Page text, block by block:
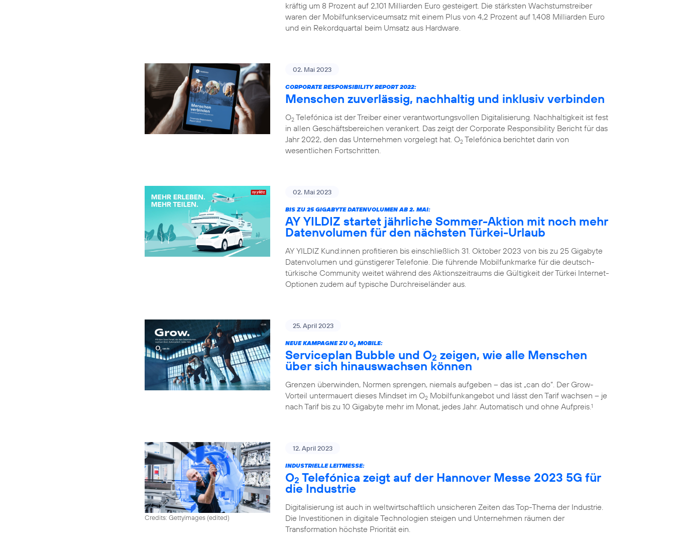
kräftig um 8 Prozent auf 2,101 Milliarden Euro gesteigert. Die stärksten Wachstumstreiber
waren der Mobilfunkserviceumsatz mit einem Plus von 4,2 Prozent auf 1,408 Milliarden Euro
und ein Rekordquartal beim Umsatz aus Hardware.
02. Mai 2023
CORPORATE RESPONSIBILITY REPORT 2022:
Menschen zuverlässig, nachhaltig und inklusiv verbinden
O2 Telefónica ist der Treiber einer verantwortungsvollen Digitalisierung. Nachhaltigkeit ist fest
in allen Geschäftsbereichen verankert. Das zeigt der Corporate Responsibility Bericht für das
Jahr 2022, den das Unternehmen vorgelegt hat. O2 Telefónica berichtet darin von
wesentlichen Fortschritten.
02. Mai 2023
BIS ZU 25 GIGABYTE DATENVOLUMEN AB 2. MAI:
AY YILDIZ startet jährliche Sommer-Aktion mit noch mehr
Datenvolumen für den nächsten Türkei-Urlaub
AY YILDIZ Kund:innen profitieren bis einschließlich 31. Oktober 2023 von bis zu 25 Gigabyte
Datenvolumen und günstigerer Telefonie. Die führende Mobilfunkmarke für die deutsch-
türkische Community weitet während des Aktionszeitraums die Gültigkeit der Türkei Internet-
Optionen zudem auf typische Durchreiseländer aus.
25. April 2023
NEUE KAMPAGNE ZU O2 MOBILE:
Serviceplan Bubble und O2 zeigen, wie alle Menschen
über sich hinauswachsen können
Grenzen überwinden, Normen sprengen, niemals aufgeben – das ist „can do“. Der Grow-
Vorteil untermauert dieses Mindset im O2 Mobilfunkangebot und lässt den Tarif wachsen – je
nach Tarif bis zu 10 Gigabyte mehr im Monat, jedes Jahr. Automatisch und ohne Aufpreis.1
Credits: Gettyimages (edited)
12. April 2023
INDUSTRIELLE LEITMESSE:
O2 Telefónica zeigt auf der Hannover Messe 2023 5G für
die Industrie
Digitalisierung ist auch in weltwirtschaftlich unsicheren Zeiten das Top-Thema der Industrie.
Die Investitionen in digitale Technologien steigen und Unternehmen räumen der
Transformation höchste Priorität ein.